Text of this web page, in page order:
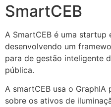
SmartCEB
A SmartCEB é uma startup
desenvolvendo um
para de gestão inteligente
pública.
A smartCEB usa o
sobre os ativos de